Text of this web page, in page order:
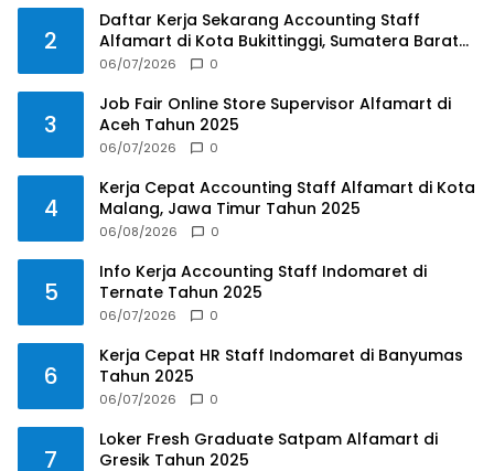
2
Daftar Kerja Sekarang Accounting Staff
Alfamart di Kota Bukittinggi, Sumatera Barat
Tahun 2025
06/07/2026 0
3
Job Fair Online Store Supervisor Alfamart di
Aceh Tahun 2025
06/07/2026 0
4
Kerja Cepat Accounting Staff Alfamart di Kota
Malang, Jawa Timur Tahun 2025
06/08/2026 0
5
Info Kerja Accounting Staff Indomaret di
Ternate Tahun 2025
06/07/2026 0
6
Kerja Cepat HR Staff Indomaret di Banyumas
Tahun 2025
06/07/2026 0
7
Loker Fresh Graduate Satpam Alfamart di
Gresik Tahun 2025